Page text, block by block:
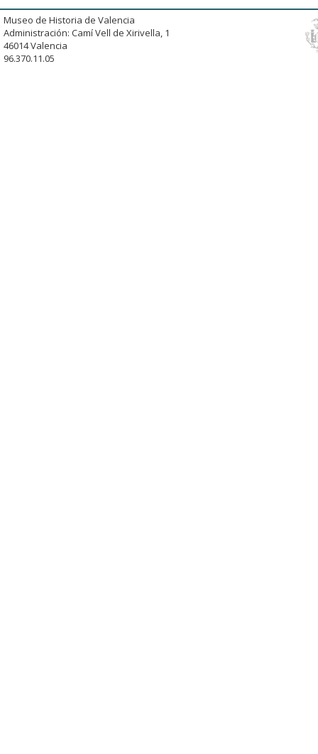
Museo de Historia de Valencia
Administración: Camí Vell de Xirivella, 1
46014 Valencia
96.370.11.05